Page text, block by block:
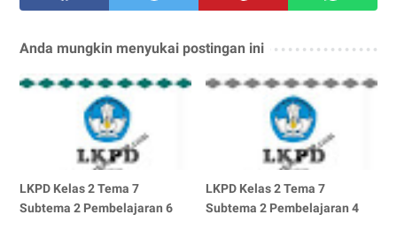
Anda mungkin menyukai postingan ini
LKPD Kelas 2 Tema 7
Subtema 2 Pembelajaran 6
LKPD Kelas 2 Tema 7
Subtema 2 Pembelajaran 4